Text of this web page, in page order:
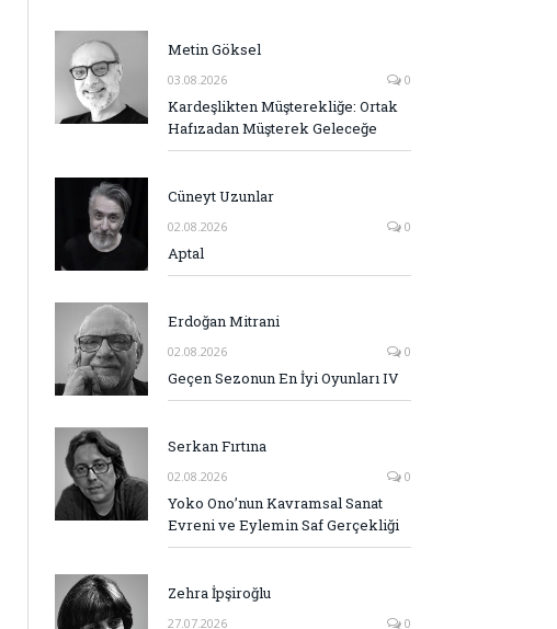
Metin Göksel
03.08.2026 0
Kardeşlikten Müşterekliğe: Ortak
Hafızadan Müşterek Geleceğe
Cüneyt Uzunlar
02.08.2026 0
Aptal
Erdoğan Mitrani
02.08.2026 0
Geçen Sezonun En İyi Oyunları IV
Serkan Fırtına
02.08.2026 0
Yoko Ono’nun Kavramsal Sanat
Evreni ve Eylemin Saf Gerçekliği
Zehra İpşiroğlu
27.07.2026 0